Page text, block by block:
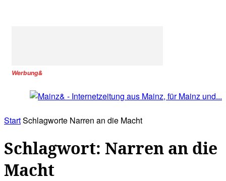
Werbung&
StartSchlagworte Narren an die Macht
Schlagwort: Narren an die
Macht